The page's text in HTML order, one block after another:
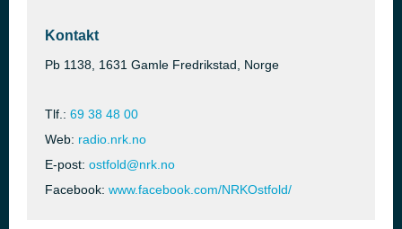
Kontakt
Pb 1138, 1631 Gamle Fredrikstad, Norge
Tlf.: 69 38 48 00
Web: radio.nrk.no
E-post: ostfold@nrk.no
Facebook: www.facebook.com/NRKOstfold/